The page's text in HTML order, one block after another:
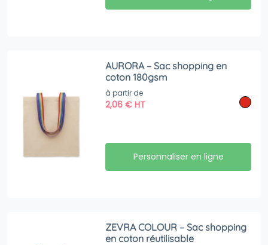
AURORA – Sac shopping en
coton 180gsm
à partir de
2,06€ HT
Personnaliser en ligne
ZEVRA COLOUR – Sac shopping
en coton réutilisable